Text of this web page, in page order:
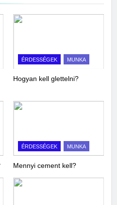
ÉRDESSÉGEK MUNKA
Hogyan kell glettelni?
ÉRDESSÉGEK MUNKA
Mennyi cement kell?